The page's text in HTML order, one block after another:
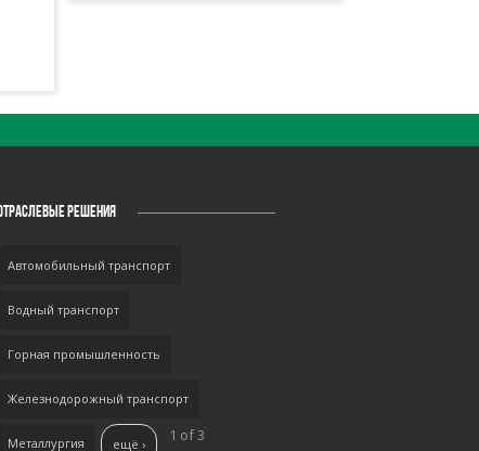
РЕШЕНИЯ
Автомобильный транспорт
Водный транспорт
Горная промышленность
Железнодорожный транспорт
Металлургия 1 of 3
ещё ›